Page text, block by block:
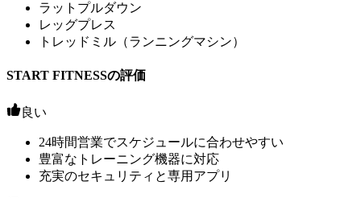
ラットプルダウン
レッグプレス
トレッドミル（ランニングマシン）
START FITNESSの評価
良い
24時間営業でスケジュールに合わせやすい
豊富なトレーニング機器に対応
充実のセキュリティと専用アプリ